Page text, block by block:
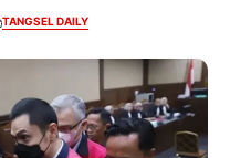
TANGSEL DAILY